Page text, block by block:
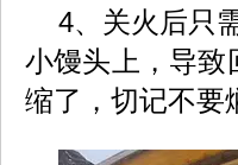
4、关火后只
小馒头上，导致
缩了，切记不要